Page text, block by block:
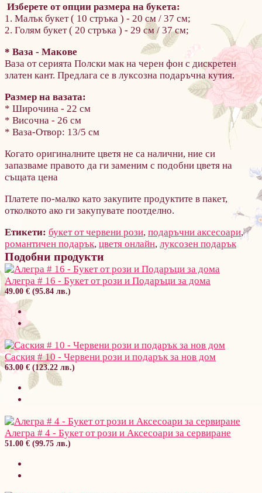
Изберете от опции размера на букета:
1. Малък букет ( 10 стръка ) - 20 см / 37 см;
2. Голям букет ( 20 стръка ) - 29 см / 37 см;
* Ваза - Макове
Ваза от серията Полски мак на черен фон с дискретен
златен кант. Предлага се в луксозна подаръчна кутия.
Размер на вазата:
* Широчина - 22 см
* Височна - 26 см
* Ваза-Отвор: 13/5 см
Когато оригиналните цветя не са налични, ние си
запазваме правото да ги заменим с подобни цветя на
същата цена
Платете по-малко като закупите продуктите в пакет,
отколкото ако ги закупувате поотделно.
Етикети: букет от червени рози, подаръчни аксесоари,
романтичен подарък, цветя онлайн, луксозен подарък
Подобни продукти
Алегра # 16 - Букет от рози и Подаръци за дома
49.00 € (95.84 лв.)
Саския # 10 - Червени рози и подарък за нов дом
63.00 € (123.22 лв.)
Алегра # 4 - Букет от рози и Аксесоари за сервиране
51.00 € (99.75 лв.)